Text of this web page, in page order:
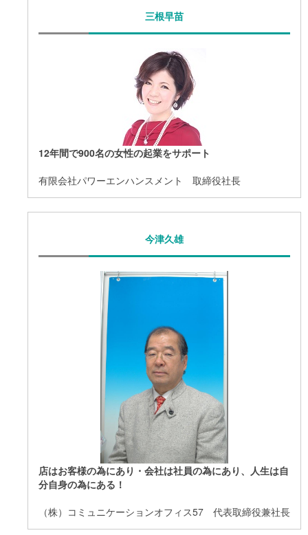
三根早苗
12年間で900名の女性の起業をサポート
有限会社パワーエンハンスメント 取締役社長
今津久雄
店はお客様の為にあり・会社は社員の為にあり、人生は自
分自身の為にある！
（株）コミュニケーションオフィス57 代表取締役兼社長